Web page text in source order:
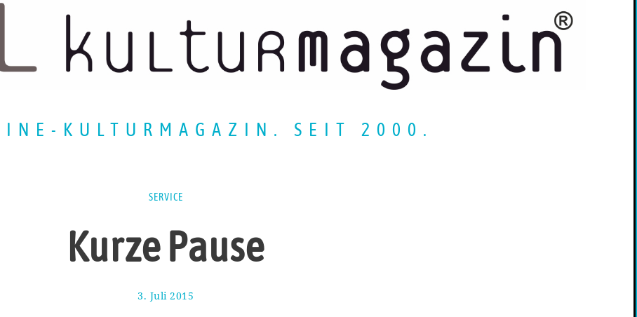
KULTURMAGAZIN. SEIT 2000.
SERVICE
Kurze Pause
3. Juli 2015